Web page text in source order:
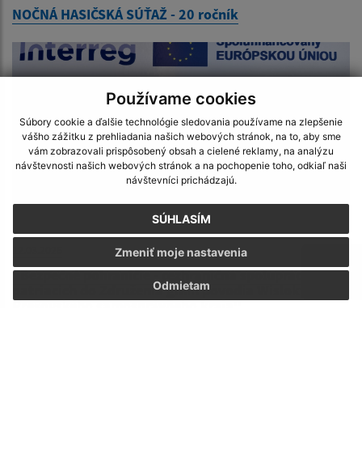
Používame cookies
Súbory cookie a ďalšie technológie sledovania používame na zlepšenie
vášho zážitku z prehliadania našich webových stránok, na to, aby sme
vám zobrazovali prispôsobený obsah a cielené reklamy, na analýzu
návštevnosti našich webových stránok a na pochopenie toho, odkiaľ naši
návštevníci prichádzajú.
SÚHLASÍM
Odmietam
Zmeniť moje nastavenia
NOČNÁ HASIČSKÁ SÚŤAŽ - 20 ročník
''Bezpečné pohraničie - cezhraničná spolupráca gmín
patriacich do Združenia gmín povodia Wisloky a
Prešovského samosprávneho kraja''